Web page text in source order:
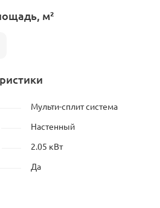
м²
Мульти-сплит система
Настенный
2.05 кВт
Да